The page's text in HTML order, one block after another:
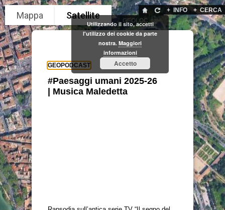
+ CERCA
+ INFO
GEOLOC
Utilizzando il sito, accetti
l'utilizzo dei cookie da parte
nostra. Maggiori
informazioni
Accetto